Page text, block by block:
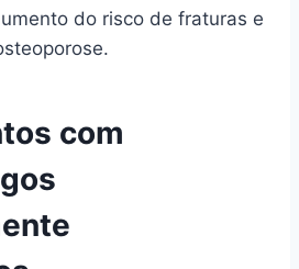
do risco de fraturas e
com